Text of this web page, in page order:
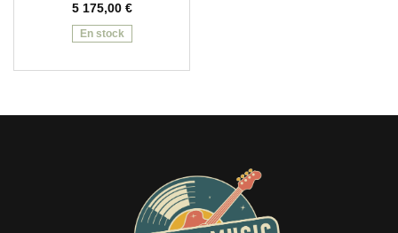
5 175,00 €
En stock